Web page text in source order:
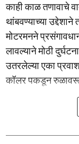
काही काळ तणावाचे
थांबवण्याच्या
मोटरमनने
लावल्याने मोठी
उतरलेल्या एका
कॉलर पकडून